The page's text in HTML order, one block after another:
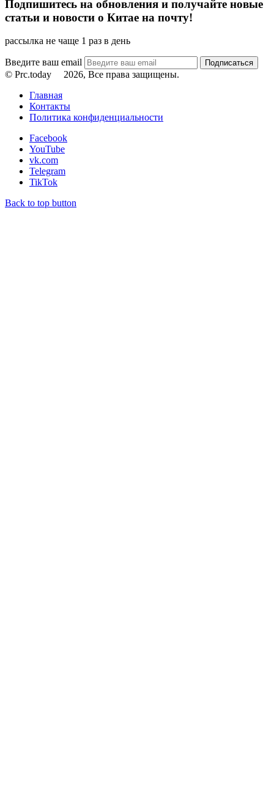
Подпишитесь на обновления и получайте новые
статьи и новости о Китае на почту!
рассылка не чаще 1 раз в день
Введите ваш email
© Prc.today
2026, Все права защищены.
Главная
Контакты
Политика конфиденциальности
Facebook
YouTube
vk.com
Telegram
TikTok
Back to top button